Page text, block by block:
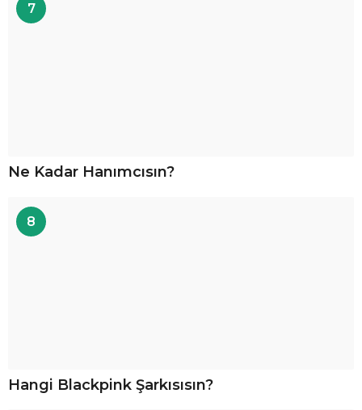
7
Ne Kadar Hanımcısın?
8
Hangi Blackpink Şarkısısın?